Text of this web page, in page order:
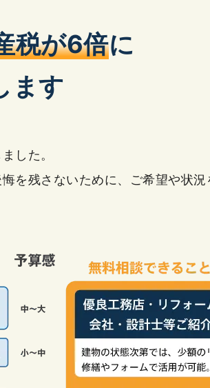
税が6倍に
ます
した。
を残さないために、ご希望や状況